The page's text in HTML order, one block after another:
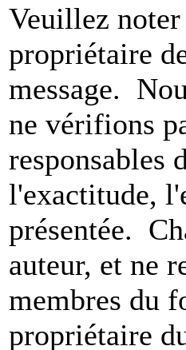
Veuillez
propriétaire
message.
ne vérifions
responsables
l'exactitude,
présentée.
auteur, et ne
membres du
propriétaire